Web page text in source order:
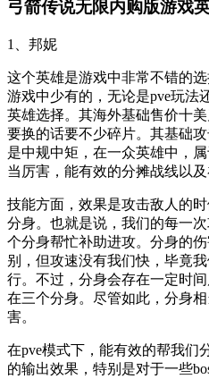
弓箭传说无限内购版游戏
1、邦妮
这个英雄是游戏中非常不错的
游戏中少有的，无论是pve玩法
英雄选择。其海外基础售价十
要换的话要不少碎片。其基础
是中规中矩，在一众英雄中，
当厉害，能有效的分摊战线以及
技能方面，效果是攻击敌人的
分身。也就是说，我们的每一
个分身帮忙补助进攻。分身的
别，但攻速没有我们快，毕竟
行。不过，分身会存在一定时
在三个分身。尽管如此，分身
害。
在pve模式下，能有效的帮我们
的输出效果，特别是对于一些